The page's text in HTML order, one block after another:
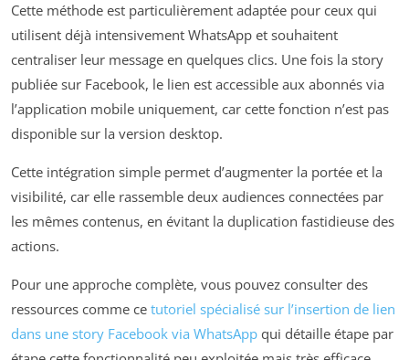
Cette méthode est particulièrement adaptée pour ceux qui
utilisent déjà intensivement WhatsApp et souhaitent
centraliser leur message en quelques clics. Une fois la story
publiée sur Facebook, le lien est accessible aux abonnés via
l’application mobile uniquement, car cette fonction n’est pas
disponible sur la version desktop.
Cette intégration simple permet d’augmenter la portée et la
visibilité, car elle rassemble deux audiences connectées par
les mêmes contenus, en évitant la duplication fastidieuse des
actions.
Pour une approche complète, vous pouvez consulter des
ressources comme ce tutoriel spécialisé sur l’insertion de lien
dans une story Facebook via WhatsApp qui détaille étape par